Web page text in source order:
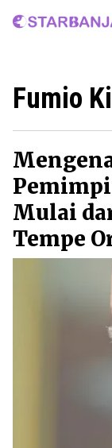
Home
Fumio
Mulai
Tempe